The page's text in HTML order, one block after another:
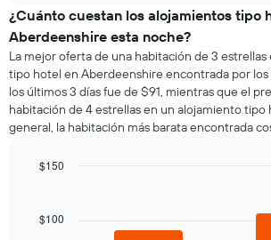
El
gráfico
muestra
1
eje
Y
que
indica
precio
una
el
promedio
de
una
habitación
por
cada
de
El
gráfico
¿Cuánto cuestan los alojamientos tipo
Aberdeenshire esta noche?
La mejor oferta de una habitación de 3
tipo hotel en Aberdeenshire encontrada por los
los últimos 3 días fue de $91, mientras que el
habitación de 4 estrellas en un alojamiento tipo
general, la habitación más barata encontrada
with
$100
$150